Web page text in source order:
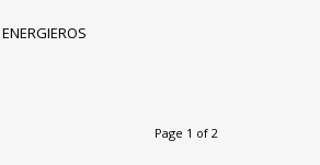
ENERGIEROS
Page 1 of 2